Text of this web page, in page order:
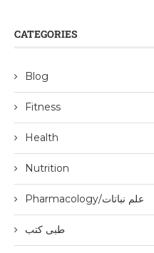
CATEGORIES
Blog
Fitness
Health
Nutrition
Pharmacology/علم نباتات
طبی کتب